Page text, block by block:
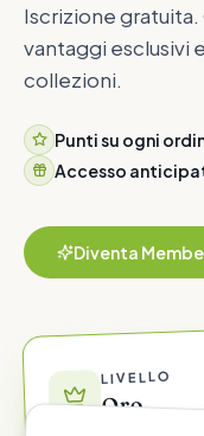
Iscrizione
vantaggi esclusivi
collezioni.
Punti su ogni
Accesso
Diventa
LIVELLO
Oro